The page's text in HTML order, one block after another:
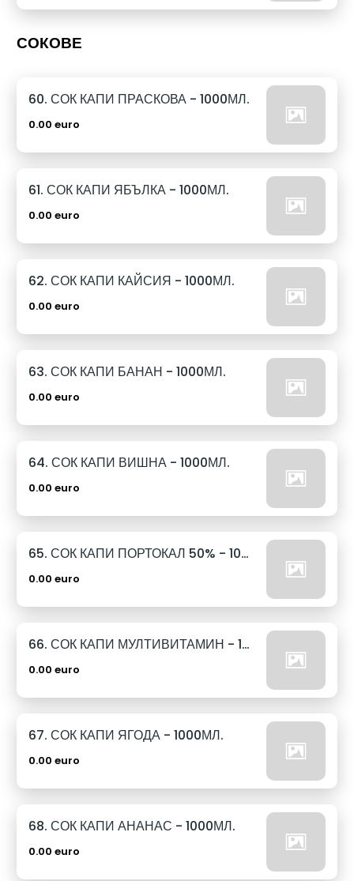
СОКОВЕ
60. СОК КАПИ ПРАСКОВА - 1000МЛ.
0.00 euro
61. СОК КАПИ ЯБЪЛКА - 1000МЛ.
0.00 euro
62. СОК КАПИ КАЙСИЯ - 1000МЛ.
0.00 euro
63. СОК КАПИ БАНАН - 1000МЛ.
0.00 euro
64. СОК КАПИ ВИШНА - 1000МЛ.
0.00 euro
65. СОК КАПИ ПОРТОКАЛ 50% - 1000МЛ.
0.00 euro
66. СОК КАПИ МУЛТИВИТАМИН - 1000МЛ.
0.00 euro
67. СОК КАПИ ЯГОДА - 1000МЛ.
0.00 euro
68. СОК КАПИ АНАНАС - 1000МЛ.
0.00 euro